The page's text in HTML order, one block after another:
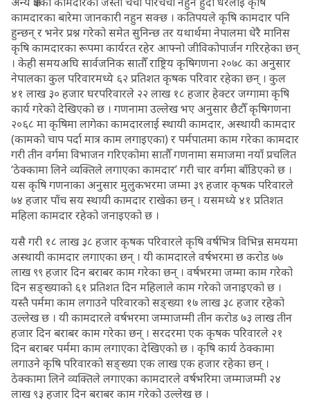
कामदारका बारेमा जानकारी नहुन सक्छ । कतिपयले कृषि कामदार पनि
हुन्छन् र भनेर प्रश्न गरेको समेत सुनिन्छ तर यथार्थमा नेपालमा धेरै मानिस
कृषि कामदारका रूपमा कार्यरत रहेर आफ्नो जीविकोपार्जन गरिरहेका छन्
। केही समयअघि सार्वजनिक सातौँ राष्ट्रिय कृषिगणना २०७८ का अनुसार
नेपालका कुल परिवारमध्ये ६२ प्रतिशत कृषक परिवार रहेका छन् । कुल
४१ लाख ३० हजार घरपरिवारले २२ लाख १८ हजार हेक्टर जग्गामा कृषि
कार्य गरेको देखिएको छ । गणनामा उल्लेख भए अनुसार छैटौँ कृषिगणना
२०६८ मा कृषिमा लागेका कामदारलाई स्थायी कामदार, अस्थायी कामदार
(कामको चाप पर्दा मात्र काम लगाइएका) र पर्मपातमा काम गरेका कामदार
गरी तीन वर्गमा विभाजन गरिएकोमा सातौँ गणनामा समाजमा नयाँ प्रचलित
‘ठेक्कामा लिने व्यक्तिले लगाएका कामदार’ गरी चार वर्गमा बाँडिएको छ ।
यस कृषि गणनाका अनुसार मुलुकभरमा जम्मा ३९ हजार कृषक परिवारले
७४ हजार पाँच सय स्थायी कामदार राखेका छन् । यसमध्ये ४१ प्रतिशत
महिला कामदार रहेको जनाइएको छ ।
यसै गरी १८ लाख ३८ हजार कृषक परिवारले कृषि वर्षभित्र विभिन्न समयमा
अस्थायी कामदार लगाएका छन् । यी कामदारले वर्षभरमा छ करोड ७७
लाख ९९ हजार दिन बराबर काम गरेका छन् । वर्षभरमा जम्मा काम गरेको
दिन सङ्ख्याको ६१ प्रतिशत दिन महिलाले काम गरेको जनाइएको छ ।
यस्तै पर्ममा काम लगाउने परिवारको सङ्ख्या १७ लाख ३८ हजार रहेको
उल्लेख छ । यी कामदारले वर्षभरमा जम्माजम्मी तीन करोड ७३ लाख तीन
हजार दिन बराबर काम गरेका छन् । सरदरमा एक कृषक परिवारले २१
दिन बराबर पर्ममा काम लगाएका देखिएको छ । कृषि कार्य ठेक्कामा
लगाउने कृषि परिवारको सङ्ख्या एक लाख एक हजार रहेका छन् ।
ठेक्कामा लिने व्यक्तिले लगाएका कामदारले वर्षभरिमा जम्माजम्मी २४
लाख ९३ हजार दिन बराबर काम गरेको उल्लेख छ ।